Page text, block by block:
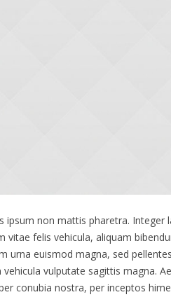
non mattis pharetra.
felis vehicula, aliquam
urna euismod magna, sed
vulputate sagittis magna.
conubia nostra, per inceptos